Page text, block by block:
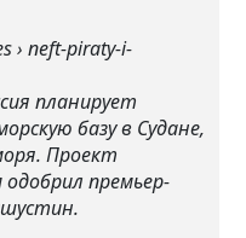
› neft-piraty-i-
планирует
базу в Судане,
Проект
премьер-